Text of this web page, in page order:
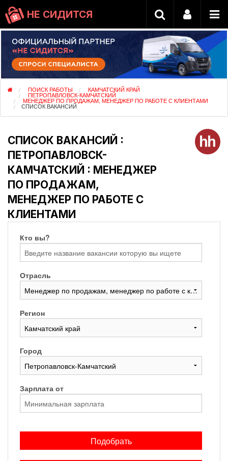
НЕ СИДИТСЯ
ПОИСК РАБОТЫ КАМЧАТСКИЙ КРАЙ
ПЕТРОПАВЛОВСК-КАМЧАТСКИЙ
МЕНЕДЖЕР ПО ПРОДАЖАМ, МЕНЕДЖЕР ПО РАБОТЕ С КЛИЕНТАМИ
СПИСОК ВАКАНСИЙ
СПИСОК ВАКАНСИЙ :
ПЕТРОПАВЛОВСК-
КАМЧАТСКИЙ : МЕНЕДЖЕР
ПО ПРОДАЖАМ,
МЕНЕДЖЕР ПО РАБОТЕ С
КЛИЕНТАМИ
Кто вы?
Отрасль
Регион
Город
Зарплата от
Подобрать